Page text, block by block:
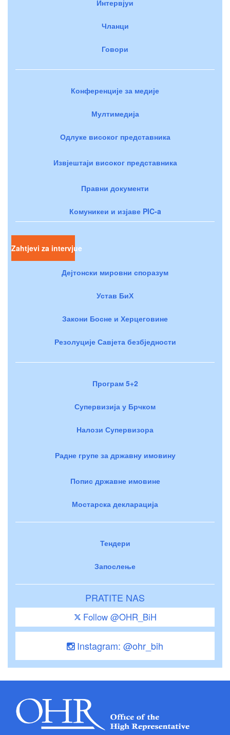
Интервјуи
Чланци
Говори
Конференције за медије
Мултимедија
Одлуке високог представника
Извјештаји високог представника
Правни документи
Комуникеи и изјаве PIC-a
Zahtjevi za intervjue
Дејтонски мировни споразум
Устав БиХ
Закони Босне и Херцеговине
Резолуције Савјета безбједности
Програм 5+2
Супервизија у Брчком
Налози Супервизора
Радне групе за државну имовину
Попис државне имовине
Мостарска декларација
Тендери
Запослење
PRATITE NAS
Follow @OHR_BiH
Instagram: @ohr_bih